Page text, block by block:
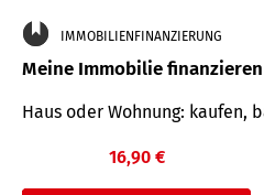
IMMOBILIENFINANZIERUNG
Meine Immobilie finanzieren
Haus oder Wohnung: kaufen,
16,90 €